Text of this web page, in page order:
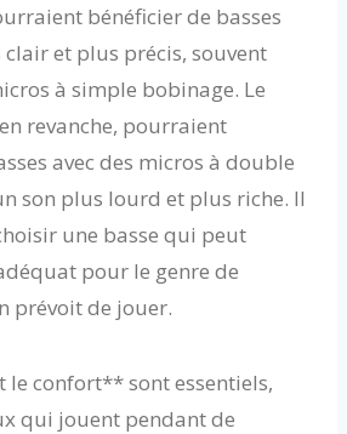
bénéficier de basses
clair et plus précis, souvent
à simple bobinage. Le
revanche, pourraient
avec des micros à double
son plus lourd et plus riche. Il
une basse qui peut
pour le genre de
prévoit de jouer.
le confort** sont essentiels,
qui jouent pendant de